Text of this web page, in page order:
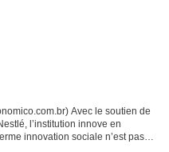
Avec le soutien de
l’institution innove en
innovation sociale n’est pas